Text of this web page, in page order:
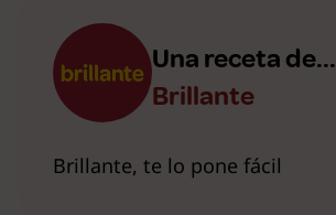
Una receta de...
Brillante
Brillante, te lo pone fácil